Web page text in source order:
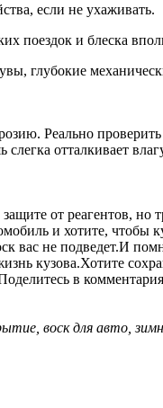
если не ухаживать.
поездок и блеска
глубокие
Реально
отталкивает
от реагентов,
и хотите, чтобы
не подведет.И
кузова.Хотите
в
воск для авто,